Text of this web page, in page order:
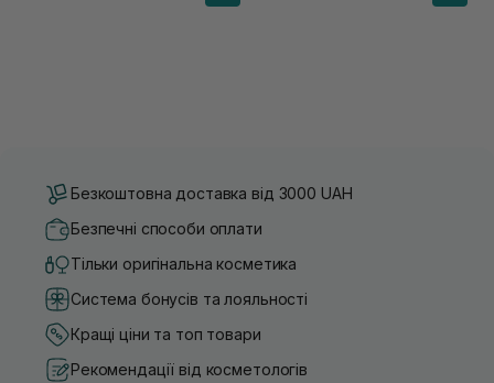
Безкоштовна доставка від 3000 UAH
Безпечні способи оплати
Тільки оригінальна косметика
Система бонусів та лояльності
Кращі ціни та топ товари
Рекомендації від косметологів